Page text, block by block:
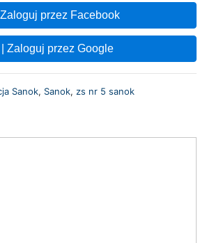
Zaloguj przez Facebook
Zaloguj przez Google
Sanok, Sanok, zs nr 5 sanok